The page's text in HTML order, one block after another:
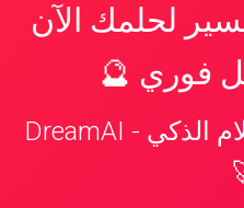
لحلمك الآن
فوري 🔮
📱 تطبيق تفسير الأحلام الذكي - DreamAI